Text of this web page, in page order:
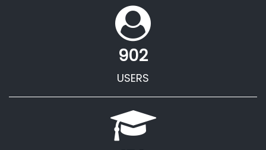
902
USERS